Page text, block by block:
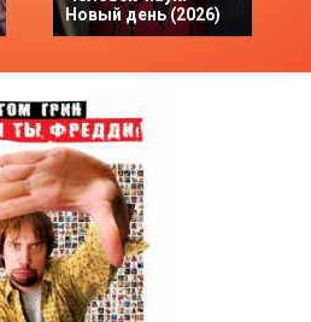
Новый день (2026)